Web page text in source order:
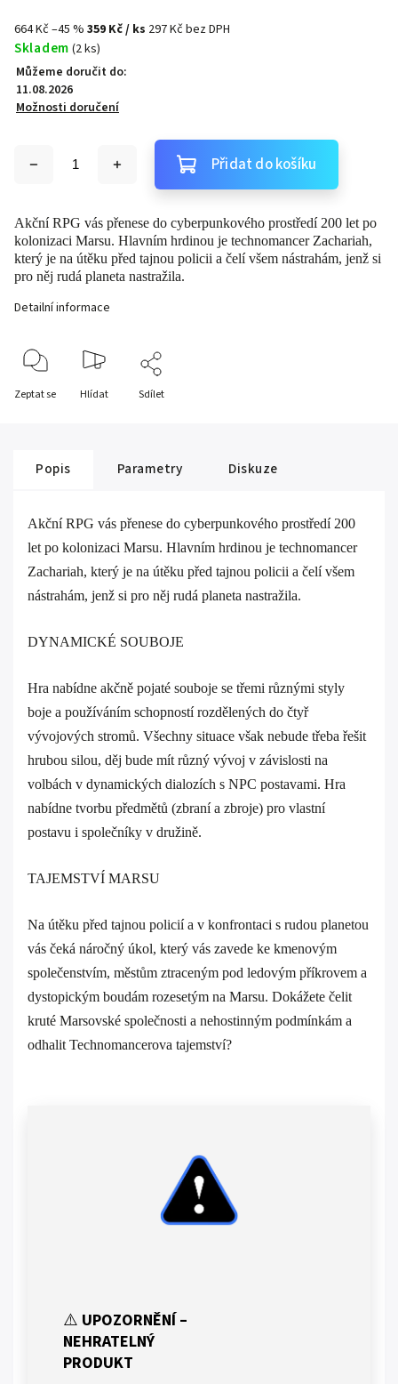
664 Kč–45 % 359 Kč/ ks 297 Kč bez DPH
Skladem (2 ks)
Můžeme doručit do:
11.08.2026
Možnosti doručení
Přidat do košíku
Akční RPG vás přenese do cyberpunkového prostředí 200 let po
kolonizaci Marsu. Hlavním hrdinou je technomancer Zachariah,
který je na útěku před tajnou policii a čelí všem nástrahám, jenž si
pro něj rudá planeta nastražila.
Detailní informace
Zeptat se Hlídat Sdílet
Popis Parametry Diskuze
Akční RPG vás přenese do cyberpunkového prostředí 200
let po kolonizaci Marsu. Hlavním hrdinou je technomancer
Zachariah, který je na útěku před tajnou policii a čelí všem
nástrahám, jenž si pro něj rudá planeta nastražila.
DYNAMICKÉ SOUBOJE
Hra nabídne akčně pojaté souboje se třemi různými styly
boje a používáním schopností rozdělených do čtyř
vývojových stromů. Všechny situace však nebude třeba řešit
hrubou silou, děj bude mít různý vývoj v závislosti na
volbách v dynamických dialozích s NPC postavami. Hra
nabídne tvorbu předmětů (zbraní a zbroje) pro vlastní
postavu i společníky v družině.
TAJEMSTVÍ MARSU
Na útěku před tajnou policií a v konfrontaci s rudou planetou
vás čeká náročný úkol, který vás zavede ke kmenovým
společenstvím, městům ztraceným pod ledovým příkrovem a
dystopickým boudám rozesetým na Marsu. Dokážete čelit
kruté Marsovské společnosti a nehostinným podmínkám a
odhalit Technomancerova tajemství?
⚠️ UPOZORNĚNÍ –
NEHRATELNÝ
PRODUKT